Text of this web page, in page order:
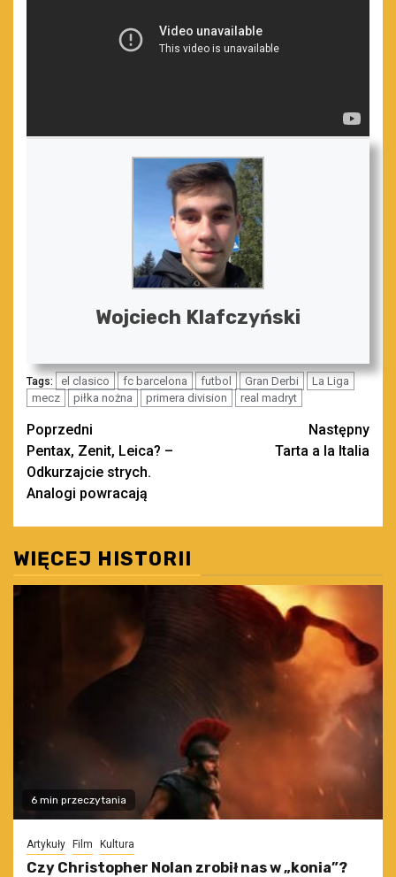
Wojciech Klafczyński
Tags: el clasico fc barcelona futbol Gran Derbi
La Liga
mecz
piłka nożna primera division real madryt
Zobacz
wpisy
Poprzedni
Pentax, Zenit, Leica? –
Odkurzajcie strych.
Analogi powracają
Następny
Tarta a la Italia
WIĘCEJ HISTORII
6 min przeczytania
Artykuły Film Kultura
Czy Christopher Nolan zrobił nas w „konia”?